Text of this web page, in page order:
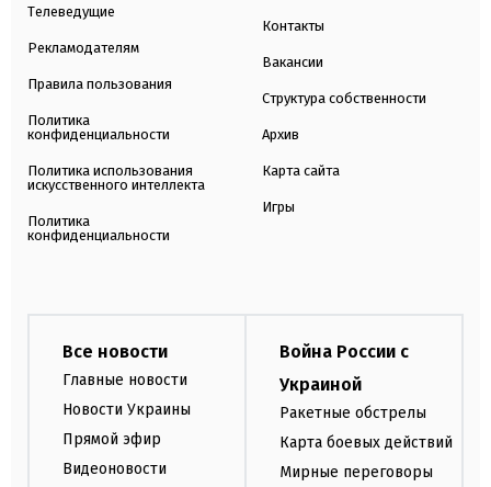
Телеведущие
Рекламодателям
Правила пользования
Политика
конфиденциальности
Политика использования
искусственного интеллекта
Политика
конфиденциальности
Контакты
Вакансии
Структура собственности
Архив
Карта сайта
Игры
Все новости
Главные новости
Новости Украины
Прямой эфир
Видеоновости
Война России с
Украиной
Ракетные обстрелы
Карта боевых действий
Мирные переговоры